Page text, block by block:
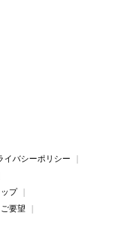
イバシーポリシー
プ
要望